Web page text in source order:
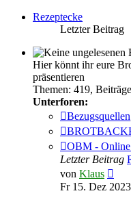
Rezeptecke
Letzter Beitrag
Hier könnt ihr eure
präsentieren
Themen: 419, Beiträge
Unterforen:
Bezugsquellen
OBM -
Letzter Beitrag
von Klaus
Fr 15. Dez